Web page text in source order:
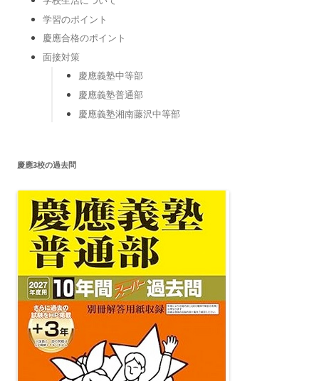
学習のポイント
慶應合格のポイント
面接対策
慶應義塾中等部
慶應義塾普通部
慶應義塾湘南藤沢中等部
慶應3校の過去問